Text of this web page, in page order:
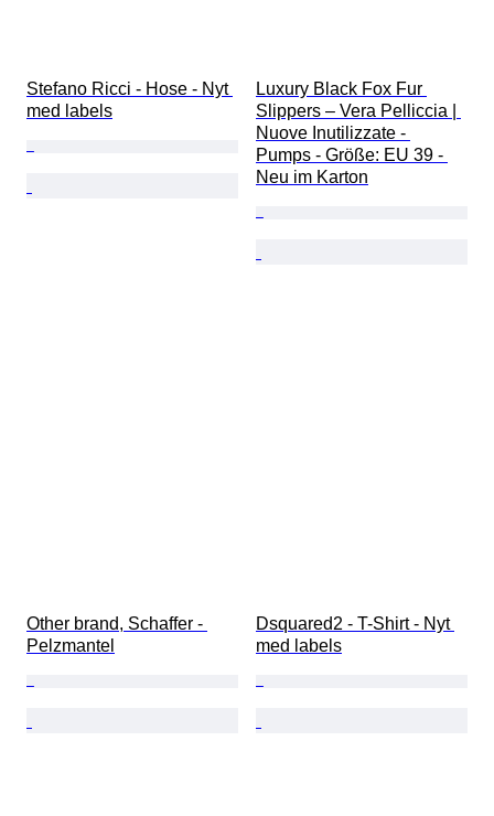
Stefano Ricci - Hose - Nyt
med labels
Luxury Black Fox Fur
Slippers – Vera Pelliccia |
Nuove Inutilizzate -
Pumps - Größe: EU 39 -
Neu im Karton
Other brand, Schaffer -
Pelzmantel
Dsquared2 - T-Shirt - Nyt
med labels